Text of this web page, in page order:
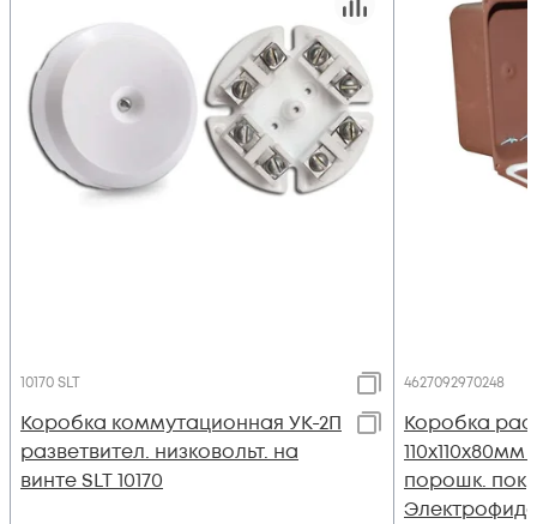
10170 SLT
Коробка коммутационная УК-2П
разветвител. низковольт. на
винте SLT 10170
4627092970248
Коробка
110х110х80мм
порошк.